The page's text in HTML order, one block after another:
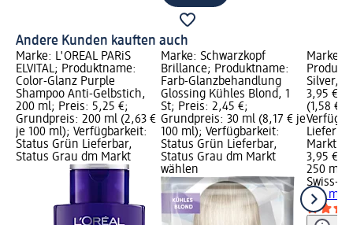
Andere Kunden kauften auch
Marke: L'ORÉAL PARiS
ELVITAL; Produktname:
Color-Glanz Purple
Shampoo Anti-Gelbstich,
200 ml; Preis: 5,25 €;
Grundpreis: 200 ml (2,63 €
je 100 ml); Verfügbarkeit:
Status Grün Lieferbar,
Status Grau dm Markt
Marke: Schwarzkopf
Brillance; Produktname:
Farb-Glanzbehandlung
Glossing Kühles Blond, 1
St; Preis: 2,45 €;
Grundpreis: 30 ml (8,17 € je
100 ml); Verfügbarkeit:
Status Grün Lieferbar,
Status Grau dm Markt
wählen
Marke:
Silver,
3,95 €;
(1,58 €
Markt
3,95 €
250 ml
Swiss-o-
250 ml